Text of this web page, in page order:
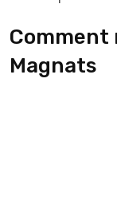
Comment
Magnats